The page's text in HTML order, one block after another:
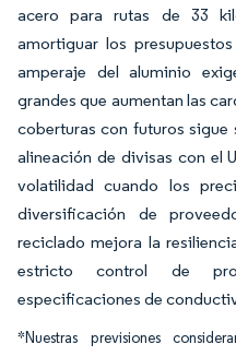
acero para rutas de 33
amortiguar los
amperaje del aluminio
grandes que aumentan las
coberturas con futuros
alineación de divisas con el
volatilidad cuando los
diversificación de
reciclado mejora la
estricto control de
especificaciones de
*Nuestras previsiones